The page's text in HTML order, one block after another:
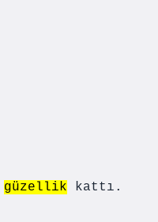
güzellik kattı.